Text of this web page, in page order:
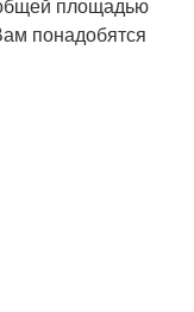
понадобятся